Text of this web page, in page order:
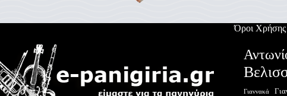
Όροι Χρήσης
Γιαννακά